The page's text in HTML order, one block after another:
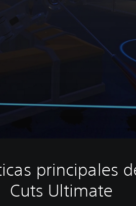
principales
Cuts Ultimate